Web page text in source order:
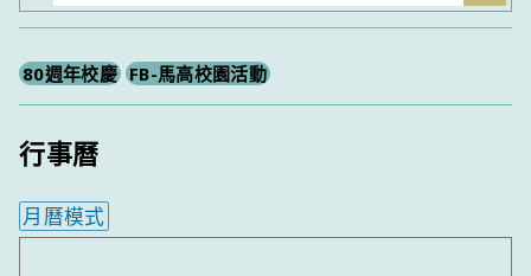
尋
80週年校慶 FB-馬高校園活動
行事曆
月曆模式